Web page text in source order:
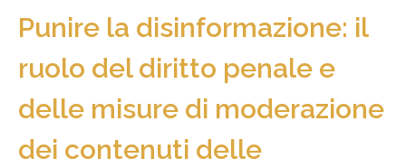
Punire la disinformazione: il
ruolo del diritto penale e
delle misure di moderazione
dei contenuti delle